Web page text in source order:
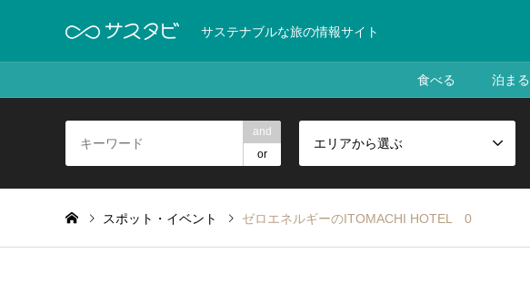
サステナブルな旅の情報サイト
食べる 泊まる
and
or
エリアから選ぶ
スポット・イベント ゼロエネルギーのITOMACHI HOTEL 0